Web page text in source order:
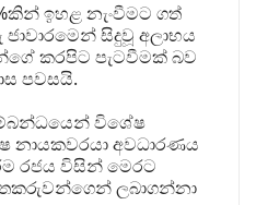
ඉහළ නැංවීමට ගත්
සිදුවූ අලාභය
කරපිට පැටවීමක් බව
පවසයි.
විශේෂ
නායකවරයා අවධාරණය
රජය විසින් මෙරට
ලබාගන්නා